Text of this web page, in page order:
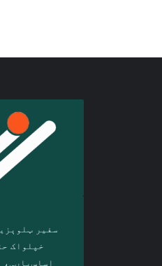
خپلواک
اساس‌پاڼې،